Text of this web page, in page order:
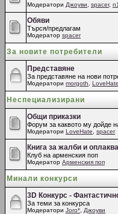
Модератори Джоуви spacer,
Обяви
Търся/предлагам
Модератор spacer
За новите потребители
Представяне
За представяне на нови
Модератори morgoth LoveHate
Неспециализирани
Общи приказки
Форум за каквото му дойде
Модератори LoveHate spacer
Книга за жалби и
Клуб на арменския поп
Модератор Арменския поп
Минали конкурси
3D Конкурс -
За теми за конкурса
Модератори Joro* Джоуви